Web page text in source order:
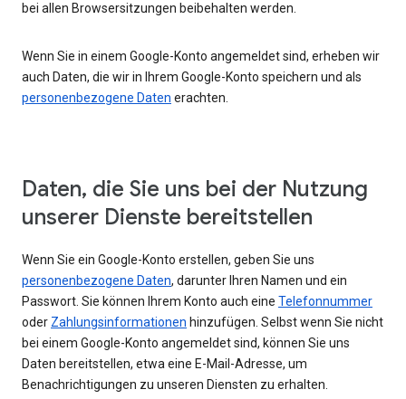
bei allen Browsersitzungen beibehalten werden.
Wenn Sie in einem Google-Konto angemeldet sind, erheben wir
auch Daten, die wir in Ihrem Google-Konto speichern und als
personenbezogene Daten erachten.
Daten, die Sie uns bei der Nutzung
unserer Dienste bereitstellen
Wenn Sie ein Google-Konto erstellen, geben Sie uns
personenbezogene Daten, darunter Ihren Namen und ein
Passwort. Sie können Ihrem Konto auch eine Telefonnummer
oder Zahlungsinformationen hinzufügen. Selbst wenn Sie nicht
bei einem Google-Konto angemeldet sind, können Sie uns
Daten bereitstellen, etwa eine E-Mail-Adresse, um
Benachrichtigungen zu unseren Diensten zu erhalten.